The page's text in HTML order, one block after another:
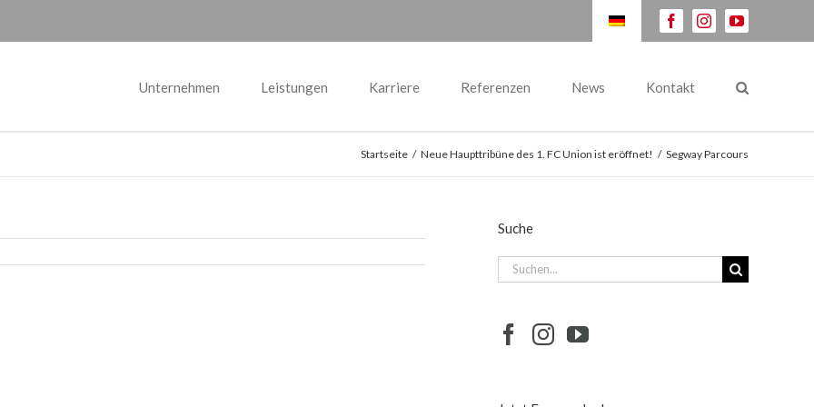
facebookinstagramyoutube
Unternehmen Leistungen Karriere Referenzen News Kontakt
Startseite / Neue Haupttribüne des 1. FC Union ist eröffnet! / Segway Parcours
Suche
Suche
nach: